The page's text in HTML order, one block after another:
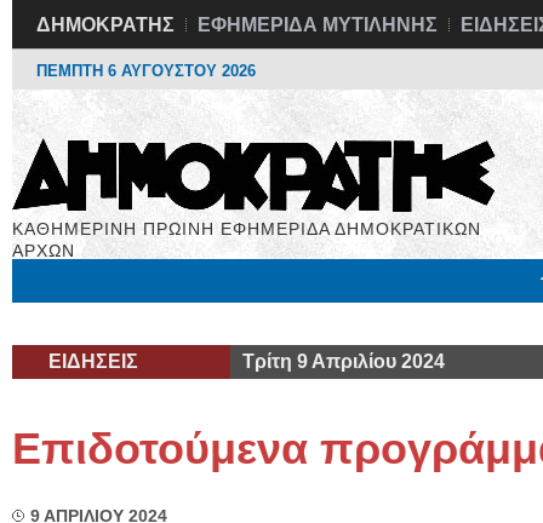
ΔΗΜΟΚΡΑΤΗΣ ΕΦΗΜΕΡΙΔΑ ΜΥΤΙΛΗΝΗΣ
ΠΕΜΠΤΗ 6 ΑΥΓΟΥΣΤΟΥ 2026
ΚΑΘΗΜΕΡΙΝΗ ΠΡΩΙΝΗ ΕΦΗΜΕΡΙΔΑ ΔΗΜΟΚΡΑΤΙΚΩΝ
ΑΡΧΩΝ
ΕΙΔΗΣΕΙΣ Τρίτη 9 Απριλίου 2024
Επιδοτούμενα
9 ΑΠΡΙΛΙΟΥ 2024